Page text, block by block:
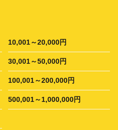
10,001～20,000円
30,001～50,000円
100,001～200,000円
500,001～1,000,000円